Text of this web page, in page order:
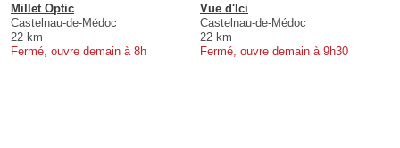
Millet Optic
Castelnau-de-Médoc
22 km
Fermé, ouvre demain à 8h
Vue d'Ici
Castelnau-de-Médoc
22 km
Fermé, ouvre demain à 9h30